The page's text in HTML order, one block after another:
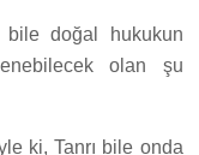
bile doğal hukukun
olan şu
ki, Tanrı bile onda